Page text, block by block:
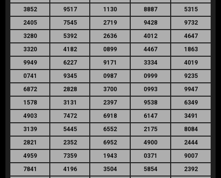
3852
9517 1130 8887
5315
2405
7545 2719 9428
9732
3280
5392 2636 4012
4647
3320
4182 0899 4467
1863
9949
6227 9171 3334
4019
0741
9345 0987 0999
9235
6872
2828 3700 0993
9947
1578
3131 2397 9538
6349
4903
7472 6918 6147
3491
3139
5445 6552 2175
8084
2821
2352 6952 4900
2444
4959
7359 1943 0371
9007
7841
4196 3504 5854
2392